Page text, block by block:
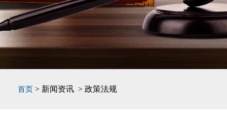
首页 > 新闻资讯 > 政策法规